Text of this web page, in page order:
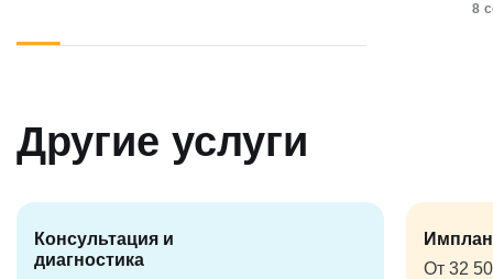
8
Другие услуги
Консультация и
диагностика
От 32